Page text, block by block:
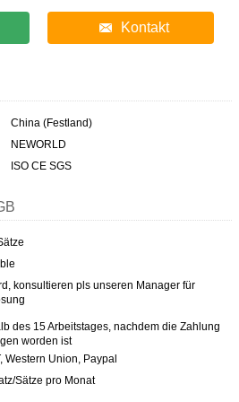
Kontakt
China (Festland)
NEWORLD
ISO CE SGS
konsultieren pls unseren Manager für
des 15 Arbeitstages, nachdem die Zahlung
worden ist
Western Union, Paypal
Sätze pro Monat